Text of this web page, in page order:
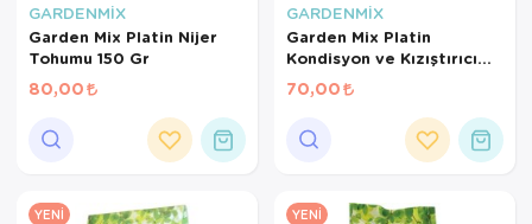
GARDENMİX
Garden Mix Platin Nijer
Tohumu 150 Gr
80,00
GARDENMİX
Garden Mix Platin
Kondisyon ve Kızıştırıcı
Yem 150 Gr
70,00
YENI YENI